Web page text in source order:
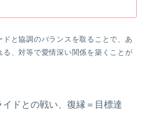
ドと協調のバランスを取ることで、あ
る、対等で愛情深い関係を築くことが
イドとの戦い、復縁＝目標達